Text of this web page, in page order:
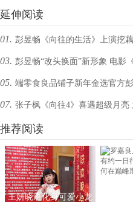
延伸阅读
01. 彭昱畅《向往的生活》上演挖
忙不停
03. 彭昱畅“改头换面”新形象 电影
定档国庆
05. 端零食良品铺子新年金选官方
荐，“良品金选礼盒”开启新春年货
07. 张子枫《向往4》喜遇超级月亮
风夏夜
推荐阅读
王妍晓语化身可爱小龙